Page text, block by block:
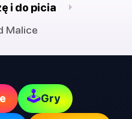
i do picia
Malice
🕹Gry